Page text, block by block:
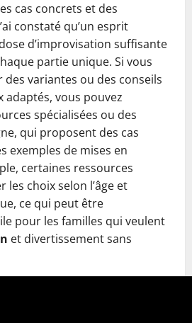
cas concrets et des
constaté qu’un esprit
d’improvisation suffisante
partie unique. Si vous
variantes ou des conseils
adaptés, vous pouvez
spécialisées ou des
qui proposent des cas
exemples de mises en
certaines ressources
les choix selon l’âge et
ce qui peut être
pour les familles qui veulent
et divertissement sans